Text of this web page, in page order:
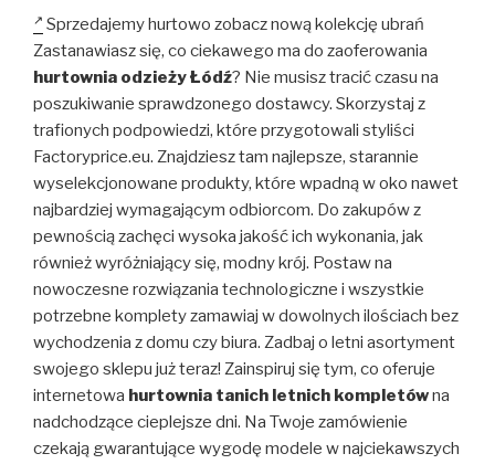
Sprzedajemy hurtowo zobacz nową kolekcję ubrań
Zastanawiasz się, co ciekawego ma do zaoferowania
hurtownia odzieży Łódź? Nie musisz tracić czasu na
poszukiwanie sprawdzonego dostawcy. Skorzystaj z
trafionych podpowiedzi, które przygotowali styliści
Factoryprice.eu. Znajdziesz tam najlepsze, starannie
wyselekcjonowane produkty, które wpadną w oko nawet
najbardziej wymagającym odbiorcom. Do zakupów z
pewnością zachęci wysoka jakość ich wykonania, jak
również wyróżniający się, modny krój. Postaw na
nowoczesne rozwiązania technologiczne i wszystkie
potrzebne komplety zamawiaj w dowolnych ilościach bez
wychodzenia z domu czy biura. Zadbaj o letni asortyment
swojego sklepu już teraz! Zainspiruj się tym, co oferuje
internetowa hurtownia tanich letnich kompletówna
nadchodzące cieplejsze dni. Na Twoje zamówienie
czekają gwarantujące wygodę modele w najciekawszych